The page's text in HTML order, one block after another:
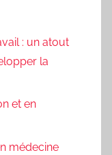
: un atout
la
et en
médecine